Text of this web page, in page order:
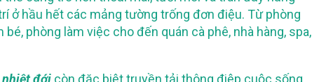
ở hầu hết các mảng tường trống đơn điệu. Từ phòng
bé, phòng làm việc cho đến quán cà phê, nhà hàng, spa,
nhiệt đới còn đặc biệt truyền tải thông điệp cuộc sống